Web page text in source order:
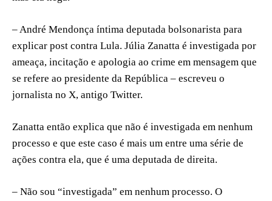
– André Mendonça íntima deputada bolsonarista para
explicar post contra Lula. Júlia Zanatta é investigada por
ameaça, incitação e apologia ao crime em mensagem que
se refere ao presidente da República – escreveu o
jornalista no X, antigo Twitter.
Zanatta então explica que não é investigada em nenhum
processo e que este caso é mais um entre uma série de
ações contra ela, que é uma deputada de direita.
– Não sou “investigada” em nenhum processo. O